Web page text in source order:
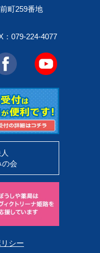
町259番地
：079-224-4077
の会
シー